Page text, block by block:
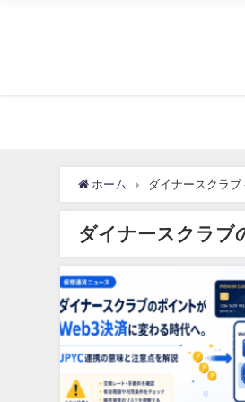
ホーム ダイナースクラブ
ダイナースクラブ